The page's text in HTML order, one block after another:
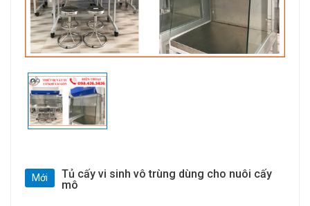
Mới
Tủ cấy vi sinh vô trùng dùng cho nuôi cấy
mô